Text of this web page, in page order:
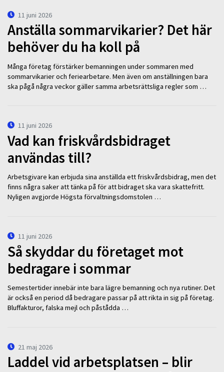
11 juni 2026
Anställa sommarvikarier? Det här
behöver du ha koll på
Många företag förstärker bemanningen under sommaren med
sommarvikarier och feriearbetare. Men även om anställningen bara
ska pågå några veckor gäller samma arbetsrättsliga regler som …
11 juni 2026
Vad kan friskvårdsbidraget
användas till?
Arbetsgivare kan erbjuda sina anställda ett friskvårdsbidrag, men det
finns några saker att tänka på för att bidraget ska vara skattefritt.
Nyligen avgjorde Högsta förvaltningsdomstolen …
11 juni 2026
Så skyddar du företaget mot
bedragare i sommar
Semestertider innebär inte bara lägre bemanning och nya rutiner. Det
är också en period då bedragare passar på att rikta in sig på företag.
Bluffakturor, falska mejl och påstådda …
21 maj 2026
Laddel vid arbetsplatsen – blir